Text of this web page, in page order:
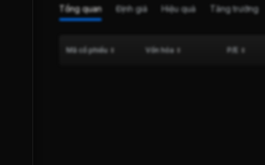
Tổng quan Định giá Hiệu quả Tăng trưởng
Mã cổ phiếu Vốn hóa P/E